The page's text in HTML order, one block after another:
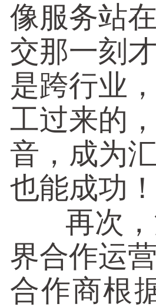
像服务站
交那一刻
是跨行业
工过来的
音，成为
也能成功
再次，
界合作运
合作商根